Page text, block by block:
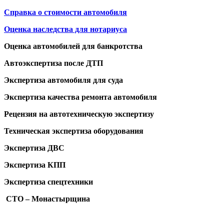
Справка о стоимости автомобиля
Оценка наследства для нотариуса
Оценка автомобилей для банкротства
Автоэкспертиза после ДТП
Экспертиза автомобиля для суда
Экспертиза качества ремонта автомобиля
Рецензия на автотехническую экспертизу
Техническая экспертиза оборудования
Экспертиза ДВС
Экспертиза КПП
Экспертиза спецтехники
СТО – Монастырщина